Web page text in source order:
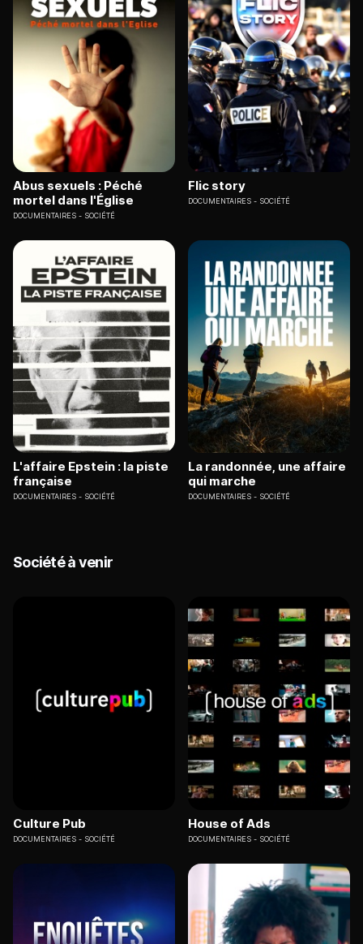
Abus sexuels : Péché
mortel dans l'Église
DOCUMENTAIRES SOCIÉTÉ
Flic story
DOCUMENTAIRES SOCIÉTÉ
L'affaire Epstein : la piste
française
DOCUMENTAIRES SOCIÉTÉ
La randonnée, une affaire
qui marche
DOCUMENTAIRES SOCIÉTÉ
Société à venir
Culture Pub
DOCUMENTAIRES SOCIÉTÉ
House of Ads
DOCUMENTAIRES SOCIÉTÉ